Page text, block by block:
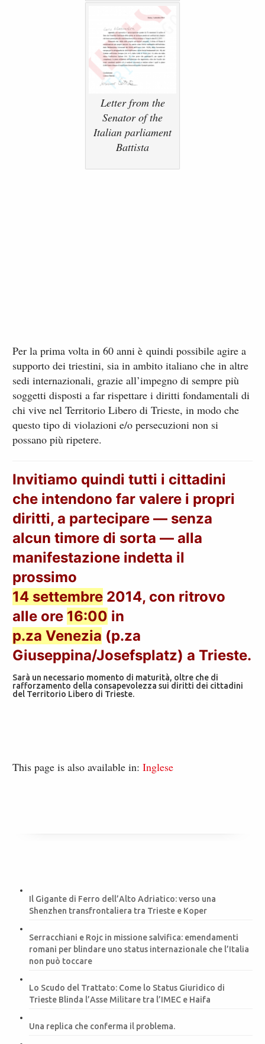
Letter from the
Senator of the
Italian parliament
Battista
Per la prima volta in 60 anni è quindi possibile agire a
supporto dei triestini, sia in ambito italiano che in altre
sedi internazionali, grazie all’impegno di sempre più
soggetti disposti a far rispettare i diritti fondamentali di
chi vive nel Territorio Libero di Trieste, in modo che
questo tipo di violazioni e/o persecuzioni non si
possano più ripetere.
Invitiamo quindi tutti i cittadini
che intendono far valere i propri
diritti, a partecipare — senza
alcun timore di sorta — alla
manifestazione indetta il
prossimo
14 settembre 2014, con ritrovo
alle ore 16:00 in
p.za Venezia (p.za
Giuseppina/Josefsplatz) a Trieste.
Sarà un necessario momento di maturità, oltre che di
rafforzamento della consapevolezza sui diritti dei cittadini
del Territorio Libero di Trieste.
This page is also available in:Inglese
Il Gigante di Ferro dell’Alto Adriatico: verso una
Shenzhen transfrontaliera tra Trieste e Koper
Serracchiani e Rojc in missione salvifica: emendamenti
romani per blindare uno status internazionale che l’Italia
non può toccare
Lo Scudo del Trattato: Come lo Status Giuridico di
Trieste Blinda l’Asse Militare tra l’IMEC e Haifa
Una replica che conferma il problema.